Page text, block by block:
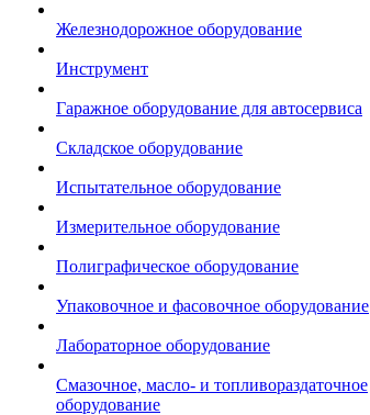
Железнодорожное оборудование
Инструмент
Гаражное оборудование для автосервиса
Складское оборудование
Испытательное оборудование
Измерительное оборудование
Полиграфическое оборудование
Упаковочное и фасовочное оборудование
Лабораторное оборудование
Смазочное, масло- и топливораздаточное
оборудование